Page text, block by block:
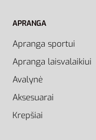
APRANGA
Apranga sportui
Apranga laisvalaikiui
Avalynė
Aksesuarai
Krepšiai